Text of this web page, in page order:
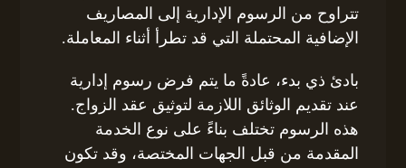
تتراوح من الرسوم الإدارية إلى المصاريف
الإضافية المحتملة التي قد تطرأ أثناء المعاملة.
بادئ ذي بدء، عادةً ما يتم فرض رسوم إدارية
عند تقديم الوثائق اللازمة لتوثيق عقد الزواج.
هذه الرسوم تختلف بناءً على نوع الخدمة
المقدمة من قبل الجهات المختصة، وقد تكون